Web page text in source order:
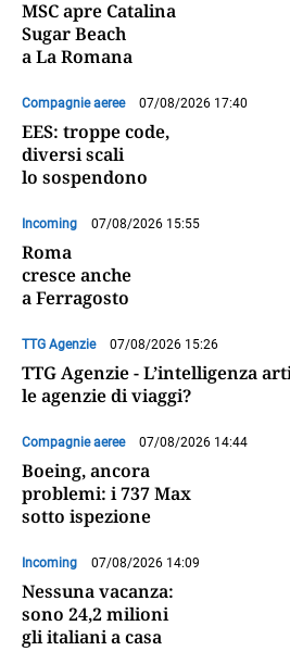
MSC apre Catalina
Sugar Beach
a La Romana
Compagnie aeree 07/08/2026 17:40
EES: troppe code,
diversi scali
lo sospendono
Incoming 07/08/2026 15:55
Roma
cresce anche
a Ferragosto
TTG Agenzie 07/08/2026 15:26
TTG Agenzie - L’intelligenza
le agenzie di viaggi?
Compagnie aeree 07/08/2026 14:44
Boeing, ancora
problemi: i 737 Max
sotto ispezione
Incoming 07/08/2026 14:09
Nessuna vacanza:
sono 24,2 milioni
gli italiani a casa